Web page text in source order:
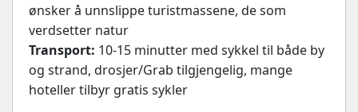
ønsker å unnslippe turistmassene, de som
verdsetter natur
Transport: 10-15 minutter med sykkel til både by
og strand, drosjer/Grab tilgjengelig, mange
hoteller tilbyr gratis sykler